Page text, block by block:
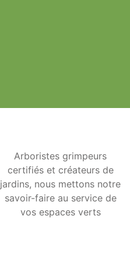
Arboristes grimpeurs
certifiés et créateurs de
jardins, nous mettons notre
savoir-faire au service de
vos espaces verts